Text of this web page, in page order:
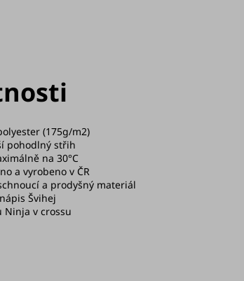
(175g/m2)
pohodlný střih
na 30°C
a vyrobeno v ČR
a prodyšný materiál
Švihej
Ninja v crossu